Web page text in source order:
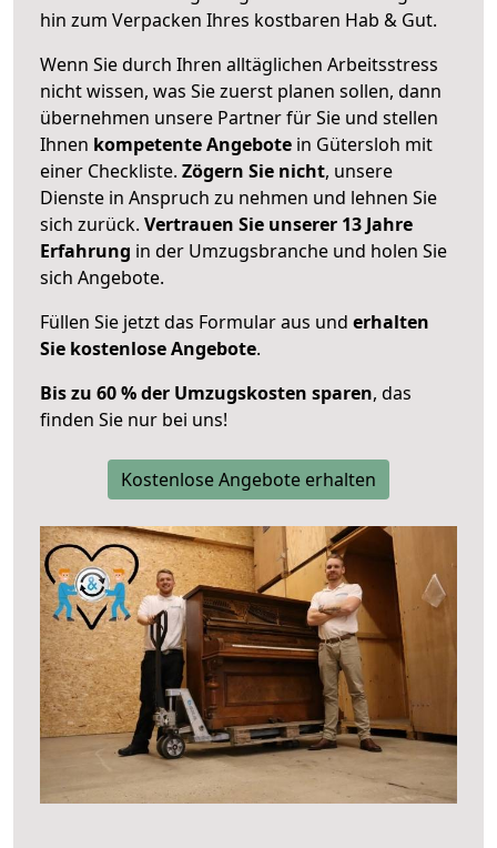
hin zum Verpacken Ihres kostbaren Hab & Gut.
Wenn Sie durch Ihren alltäglichen Arbeitsstress
nicht wissen, was Sie zuerst planen sollen, dann
übernehmen unsere Partner für Sie und stellen
Ihnen kompetente Angebote in Gütersloh mit
einer Checkliste. Zögern Sie nicht, unsere
Dienste in Anspruch zu nehmen und lehnen Sie
sich zurück. Vertrauen Sie unserer 13 Jahre
Erfahrung in der Umzugsbranche und holen Sie
sich Angebote.
Füllen Sie jetzt das Formular aus und erhalten
Sie kostenlose Angebote.
Bis zu 60 % der Umzugskosten sparen, das
finden Sie nur bei uns!
Kostenlose Angebote erhalten